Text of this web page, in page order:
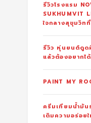
รีวิวโรงแรม
SUKHUMVIT
ใจกลางสุขุมวิท
รีวิว หุ่นยนต์ดูด
แล้วต้องอยากได้
PAINT MY
ครีมเทียมน้ำมัน
เติมความอร่อย